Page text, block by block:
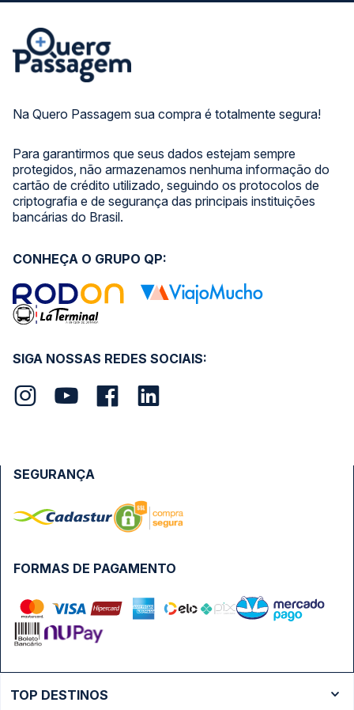
Na Quero Passagem sua compra é totalmente segura!
Para garantirmos que seus dados estejam sempre
protegidos, não armazenamos nenhuma informação do
cartão de crédito utilizado, seguindo os protocolos de
criptografia e de segurança das principais instituições
bancárias do Brasil.
SIGA NOSSAS REDES SOCIAIS:
CONHEÇA O GRUPO QP:
FORMAS DE PAGAMENTO
SEGURANÇA
TOP DESTINOS